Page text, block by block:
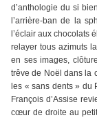
d’anthologie du si
l’arrière-ban de la
l’éclair aux chocolats
relayer tous azimuts
en ses images,
trêve de Noël dans la
les « sans dents » du
François d’Assise
cœur de droite au